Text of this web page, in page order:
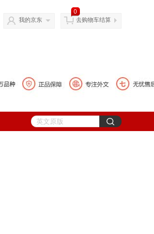
我的京东
0
去购物车结算